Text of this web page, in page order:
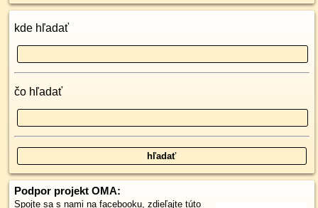
kde hľadať
čo hľadať
Podpor projekt OMA:
Spojte sa s nami na facebooku, zdieľajte túto